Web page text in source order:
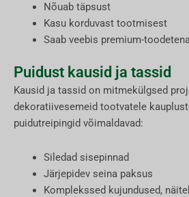
Nõuab täpsust
Kasu korduvast tootmisest
Saab veebis premium-
Puidust kausid ja tassid
Kausid ja tassid on mitmekülgsed
dekoratiivesemeid tootvatele
puidutreipingid võimaldavad:
Siledad sisepinnad
Järjepidev seina paksus
Komplekssed kujundused,